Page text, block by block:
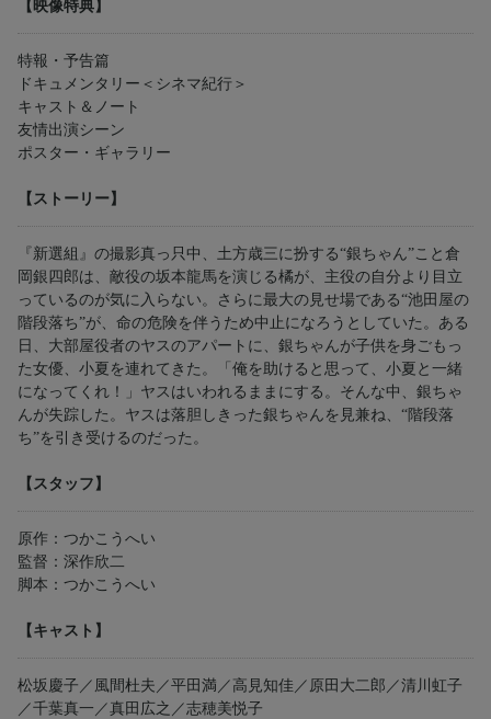
【映像特典】
特報・予告篇
ドキュメンタリー＜シネマ紀行＞
キャスト＆ノート
友情出演シーン
ポスター・ギャラリー
【ストーリー】
『新選組』の撮影真っ只中、土方歳三に扮する“銀ちゃん”こと倉
岡銀四郎は、敵役の坂本龍馬を演じる橘が、主役の自分より目立
っているのが気に入らない。さらに最大の見せ場である“池田屋の
階段落ち”が、命の危険を伴うため中止になろうとしていた。ある
日、大部屋役者のヤスのアパートに、銀ちゃんが子供を身ごもっ
た女優、小夏を連れてきた。「俺を助けると思って、小夏と一緒
になってくれ！」ヤスはいわれるままにする。そんな中、銀ちゃ
んが失踪した。ヤスは落胆しきった銀ちゃんを見兼ね、“階段落
ち”を引き受けるのだった。
【スタッフ】
原作：つかこうへい
監督：深作欣二
脚本：つかこうへい
【キャスト】
松坂慶子／風間杜夫／平田満／高見知佳／原田大二郎／清川虹子
／千葉真一／真田広之／志穂美悦子